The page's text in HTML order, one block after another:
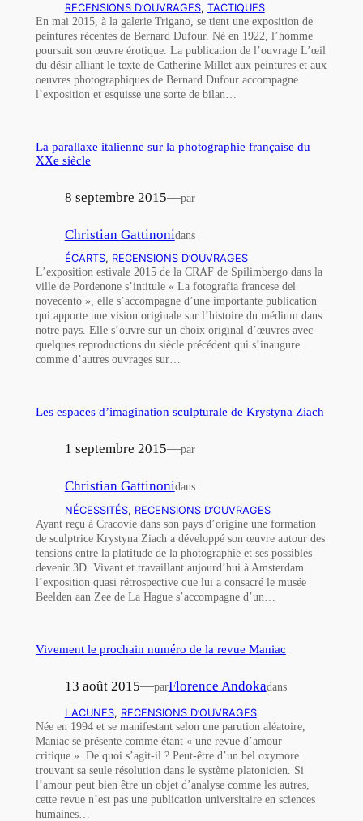
RECENSIONS D’OUVRAGES, TACTIQUES
En mai 2015, à la galerie Trigano, se tient une exposition de
peintures récentes de Bernard Dufour. Né en 1922, l’homme
poursuit son œuvre érotique. La publication de l’ouvrage L’œil
du désir alliant le texte de Catherine Millet aux peintures et aux
oeuvres photographiques de Bernard Dufour accompagne
l’exposition et esquisse une sorte de bilan…
La parallaxe italienne sur la photographie française du
XXe siècle
8 septembre 2015—par
Christian Gattinonidans
ÉCARTS, RECENSIONS D’OUVRAGES
L’exposition estivale 2015 de la CRAF de Spilimbergo dans la
ville de Pordenone s’intitule « La fotografia francese del
novecento », elle s’accompagne d’une importante publication
qui apporte une vision originale sur l’histoire du médium dans
notre pays. Elle s’ouvre sur un choix original d’œuvres avec
quelques reproductions du siècle précédent qui s’inaugure
comme d’autres ouvrages sur…
Les espaces d’imagination sculpturale de Krystyna Ziach
1 septembre 2015—par
Christian Gattinonidans
NÉCESSITÉS, RECENSIONS D’OUVRAGES
Ayant reçu à Cracovie dans son pays d’origine une formation
de sculptrice Krystyna Ziach a développé son œuvre autour des
tensions entre la platitude de la photographie et ses possibles
devenir 3D. Vivant et travaillant aujourd’hui à Amsterdam
l’exposition quasi rétrospective que lui a consacré le musée
Beelden aan Zee de La Hague s’accompagne d’un…
Vivement le prochain numéro de la revue Maniac
13 août 2015—parFlorence Andokadans
LACUNES, RECENSIONS D’OUVRAGES
Née en 1994 et se manifestant selon une parution aléatoire,
Maniac se présente comme étant « une revue d’amour
critique ». De quoi s’agit-il ? Peut-être d’un bel oxymore
trouvant sa seule résolution dans le système platonicien. Si
l’amour peut bien être un objet d’analyse comme les autres,
cette revue n’est pas une publication universitaire en sciences
humaines…